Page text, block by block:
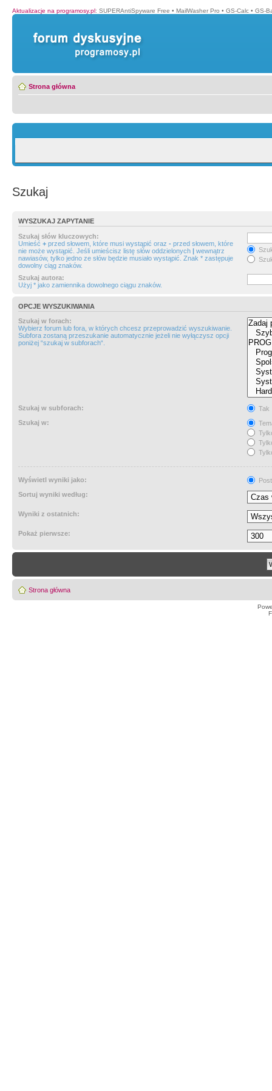
Aktualizacje na programosy.pl: SUPERAntiSpyware Free • MailWasher Pro • GS-Calc • GS-
Strona główna
Szukaj
WYSZUKAJ ZAPYTANIE
Szukaj słów kluczowych:
Umieść + przed słowem, które musi wystąpić oraz - przed słowem, które
nie może wystąpić. Jeśli umieścisz listę słów oddzielonych | wewnątrz
nawiasów, tylko jedno ze słów będzie musiało wystąpić. Znak * zastępuje
dowolny ciąg znaków.
Szukaj autora:
Użyj * jako zamiennika dowolnego ciągu znaków.
OPCJE WYSZUKIWANIA
Szukaj w forach:
Wybierz forum lub fora, w których chcesz przeprowadzić wyszukiwanie.
Subfora zostaną przeszukanie automatycznie jeżeli nie wyłączysz opcji
poniżej “szukaj w subforach“.
Szukaj w subforach:
Tak
Szukaj w:
Wyświetl wyniki jako:
Sortuj wyniki według:
Wyniki z ostatnich:
Pokaż pierwsze:
Strona główna